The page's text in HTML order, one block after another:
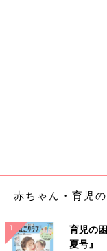
赤ちゃん・育児
育児の
夏号』